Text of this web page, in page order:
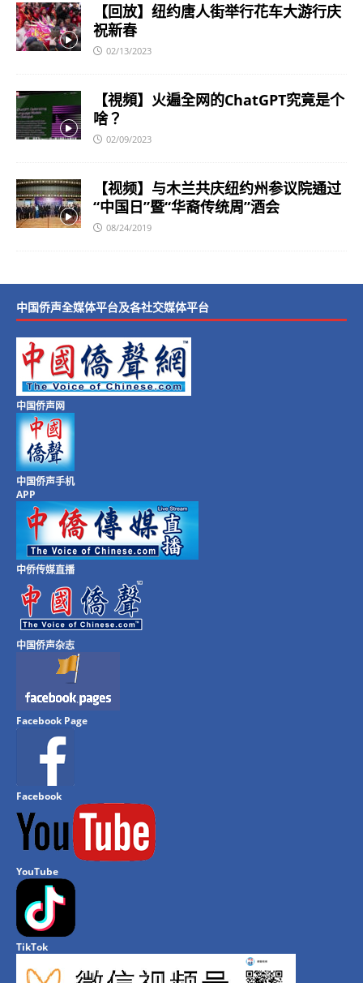
【回放】纽约唐人街举行花车大游行庆
祝新春
02/13/2023
【視頻】火遍全网的ChatGPT究竟是个
啥？
02/09/2023
【视频】与木兰共庆纽约州参议院通过
“中国日”暨“华裔传统周”酒会
08/24/2019
中国侨声全媒体平台及各社交媒体平台
中国侨声网
中国侨声手机
APP
中侨传媒直播
中国侨声杂志
Facebook Page
Facebook
YouTube
TikTok